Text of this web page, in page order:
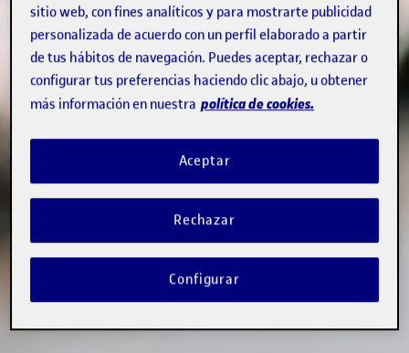
sitio web, con fines analíticos y para mostrarte publicidad
personalizada de acuerdo con un perfil elaborado a partir
de tus hábitos de navegación. Puedes aceptar, rechazar o
configurar tus preferencias haciendo clic abajo, u obtener
más información en nuestra política de cookies.
Rechazar
Aceptar
Configurar